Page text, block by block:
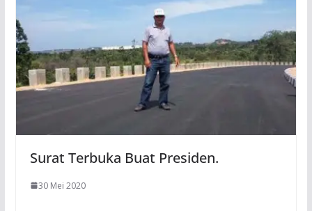
Surat Terbuka Buat Presiden.
30 Mei 2020